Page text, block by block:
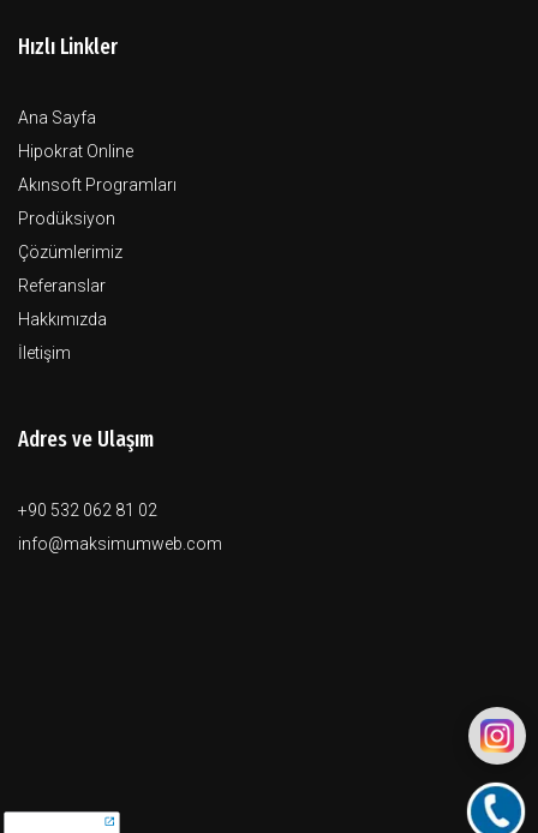
Hızlı Linkler
Ana Sayfa
Hipokrat Online
Akınsoft Programları
Prodüksiyon
Çözümlerimiz
Referanslar
Hakkımızda
İletişim
Adres ve Ulaşım
+90 532 062 81 02
info@maksimumweb.com